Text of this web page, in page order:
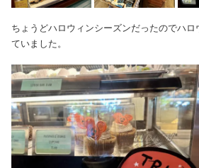
ちょうどハロウィンシーズンだったのでハロ
ていました。